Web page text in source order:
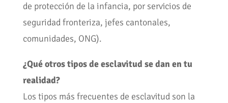
de protección de la infancia, por servicios de
seguridad fronteriza, jefes cantonales,
comunidades, ONG).
¿Qué otros tipos de esclavitud se dan en tu
realidad?
Los tipos más frecuentes de esclavitud son la